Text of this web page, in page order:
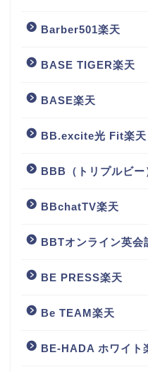
Barber501楽天
BASE TIGER楽天
BASE楽天
BB.excite光 Fit楽天
BBB（トリプルビー
BBchatTV楽天
BBTオンライン英会
BE PRESS楽天
Be TEAM楽天
BE-HADA ホワイト